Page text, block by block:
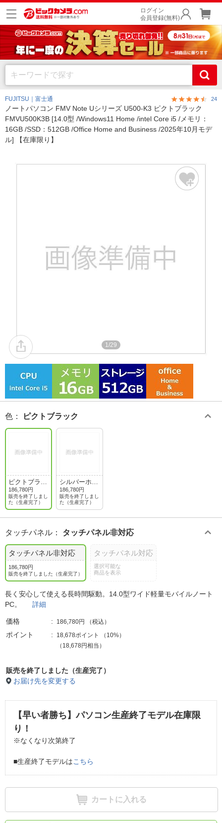
ログイン
会員登録(無料)
FUJITSU｜富士通 24
ノートパソコン FMV Note Uシリーズ U500-K3 ピクトブラック
FMVU500K3B [14.0型 /Windows11 Home /intel Core i5 /メモリ：
16GB /SSD：512GB /Office Home and Business /2025年10月モデ
ル] 【在庫限り】
1/29
色 ： ピクトブラック
ピクトブラッ
ク
186,780円
販売を終了しまし
た（生産完了）
シルバーホワ
イト
186,780円
販売を終了しまし
た（生産完了）
タッチパネル ： タッチパネル非対応
タッチパネル非対応
186,780円
販売を終了しました（生産完了）
タッチパネル対応
選択可能な
商品を表示
長く安心して使える長時間駆動。14.0型ワイド軽量モバイルノート
PC。 詳細
価格 186,780円 （税込）
ポイント 18,678ポイント （ 10%）
（18,678円相当）
販売を終了しました（生産完了）
お届け先を変更する
【早い者勝ち】パソコン生産終了モデル在庫限
り！
※なくなり次第終了
■生産終了モデルはこちら
カートに入れる